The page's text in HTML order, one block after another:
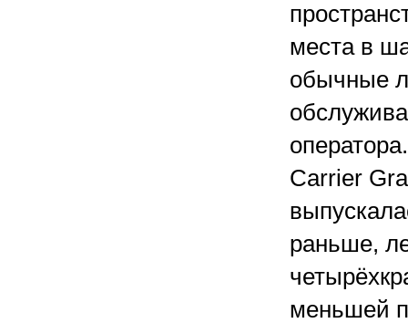
места в
обычные
Carrier
раньше,
меньшей